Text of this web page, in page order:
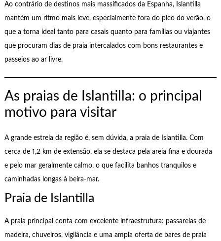
Ao contrário de destinos mais massificados da Espanha, Islantilla
mantém um ritmo mais leve, especialmente fora do pico do verão, o
que a torna ideal tanto para casais quanto para famílias ou viajantes
que procuram dias de praia intercalados com bons restaurantes e
passeios ao ar livre.
As praias de Islantilla: o principal
motivo para visitar
A grande estrela da região é, sem dúvida, a praia de Islantilla. Com
cerca de 1,2 km de extensão, ela se destaca pela areia fina e dourada
e pelo mar geralmente calmo, o que facilita banhos tranquilos e
caminhadas longas à beira-mar.
Praia de Islantilla
A praia principal conta com excelente infraestrutura: passarelas de
madeira, chuveiros, vigilância e uma ampla oferta de bares de praia